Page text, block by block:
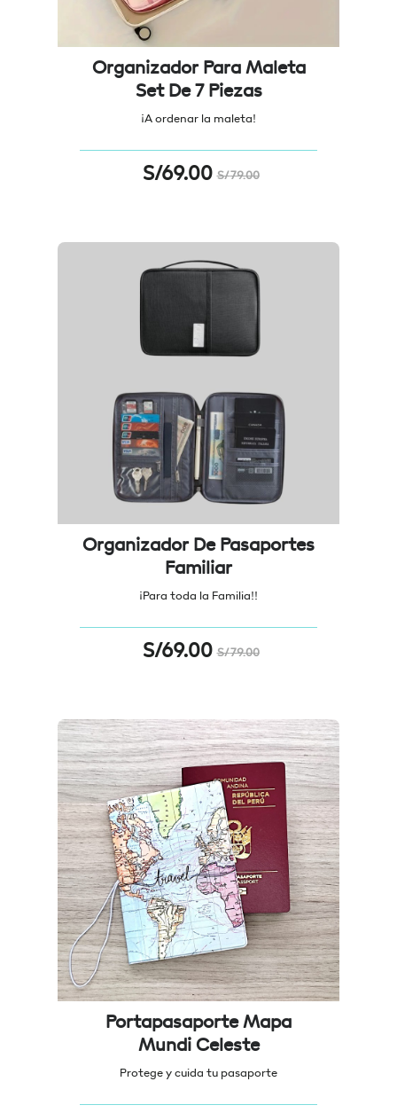
Organizador Para Maleta
Set De 7 Piezas
¡A ordenar la maleta!
S/79.00
S/69.00
Organizador De Pasaportes
Familiar
¡Para toda la Familia!!
S/79.00
S/69.00
Portapasaporte Mapa
Mundi Celeste
Protege y cuida tu pasaporte